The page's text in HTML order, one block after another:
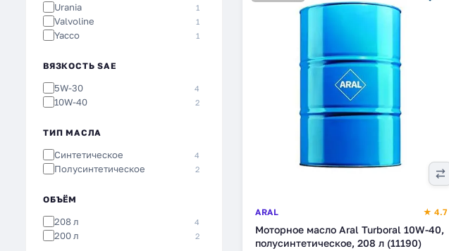
Urania 1
Valvoline 1
Yacco 1
ВЯЗКОСТЬ SAE
5W-30 4
10W-40 2
ТИП МАСЛА
Синтетическое 4
Полусинтетическое 2
ОБЪЁМ
208 л 4
200 л 2
ARAL ★ 4.7
Моторное масло Aral Turboral 10W-40,
полусинтетическое, 208 л (11190)